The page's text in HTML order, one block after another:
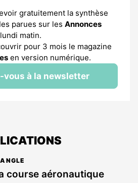
gratuitement la synthèse
parues sur les Annonces
matin.
pour 3 mois le magazine
en version numérique.
vous à la newsletter
course aéronautique